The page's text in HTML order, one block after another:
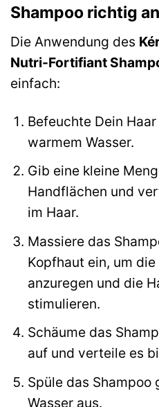
Shampoo richtig an
Die Anwendung des
Nutri-Fortifiant
einfach:
Befeuchte Dein
warmem Wasser.
Gib eine kleine
Handflächen und
im Haar.
Massiere das
Kopfhaut ein, um
anzuregen und die
stimulieren.
Schäume das
auf und verteile es
Spüle das
Wasser aus.